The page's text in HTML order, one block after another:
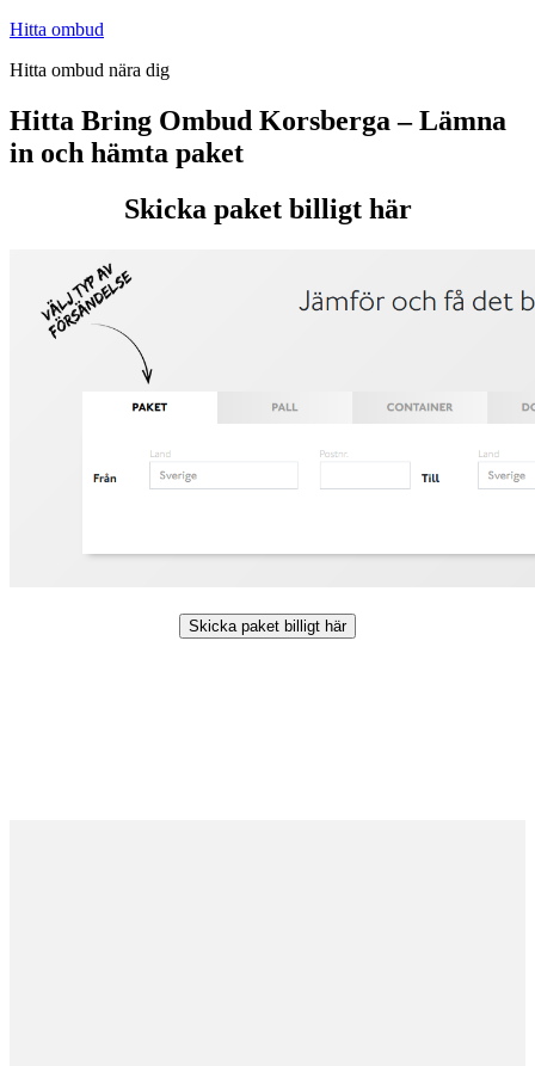
Hoppa
innehåll
Hitta ombud
Hitta ombud nära dig
Hitta Bring Ombud Korsberga – Lämna
in och hämta paket
Skicka paket billigt här
Skicka paket billigt här